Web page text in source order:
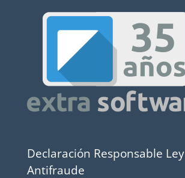
Declaración Responsable Ley
Antifraude